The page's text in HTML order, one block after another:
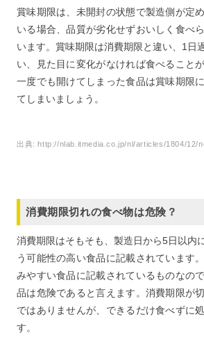
賞味期限は、未開封の状態で製造側が定
いる場合、品質が劣化せずおいしく食べ
います。賞味期限は消費期限と違い、1日
い、見た目に変化がなければ食べること
一度でも開けてしまった食品は賞味期限
てしまいましょう。
出典:http://nlab.itmedia.co.jp/nl/articles/1804/12/
消費期限切れの食べ物は危険？
消費期限はそもそも、製造日から5日以内
う可能性の高い食品に記載されています
みやすい食品に記載されているものなの
品は危険であると言えます。消費期限が
ではありませんが、できるだけ食べずに
す。